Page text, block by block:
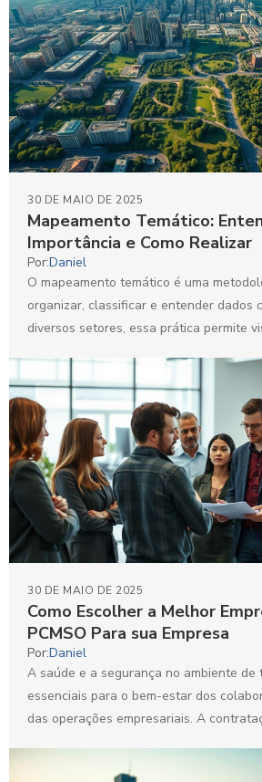
Mapeamento Temático:
Importância e Como Realizar
30 DE MAIO DE 2025
Por:Daniel
O mapeamento temático é uma
organizar, classificar e entender dados
diversos setores, essa prática permite
Como Escolher a Melhor
PCMSO Para sua Empresa
30 DE MAIO DE 2025
Por:Daniel
A saúde e a segurança no ambiente de
essenciais para o bem-estar dos
das operações empresariais. A